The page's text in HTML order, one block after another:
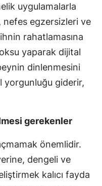
uygulamalarla
egzersizleri ve
rahatlamasına
yaparak dijital
dinlenmesini
yorgunluğu giderir,
gerekenler
önemlidir.
dengeli ve
kalıcı fayda